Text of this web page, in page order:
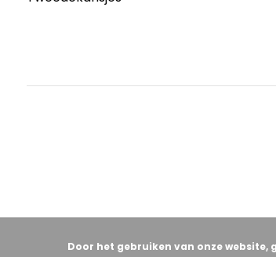
Door het gebruiken van onze